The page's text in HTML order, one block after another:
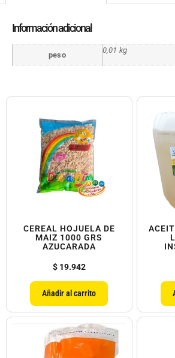
Información adicional
peso
0,01 kg
CEREAL HOJUELA DE
MAIZ 1000 GRS
AZUCARADA
$19.942
Añadir al carrito